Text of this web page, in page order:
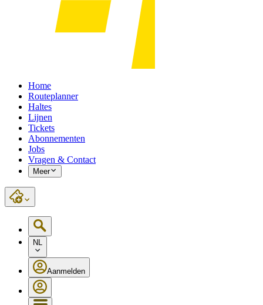
Home
Routeplanner
Haltes
Lijnen
Tickets
Abonnementen
Jobs
Vragen & Contact
Meer
NL
Aanmelden